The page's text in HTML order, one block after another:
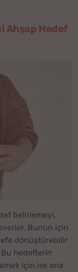
Ahşap Hedef
belirlemeyi,
Bunun için
dönüştürebilir
hedeflerin
için ise ona